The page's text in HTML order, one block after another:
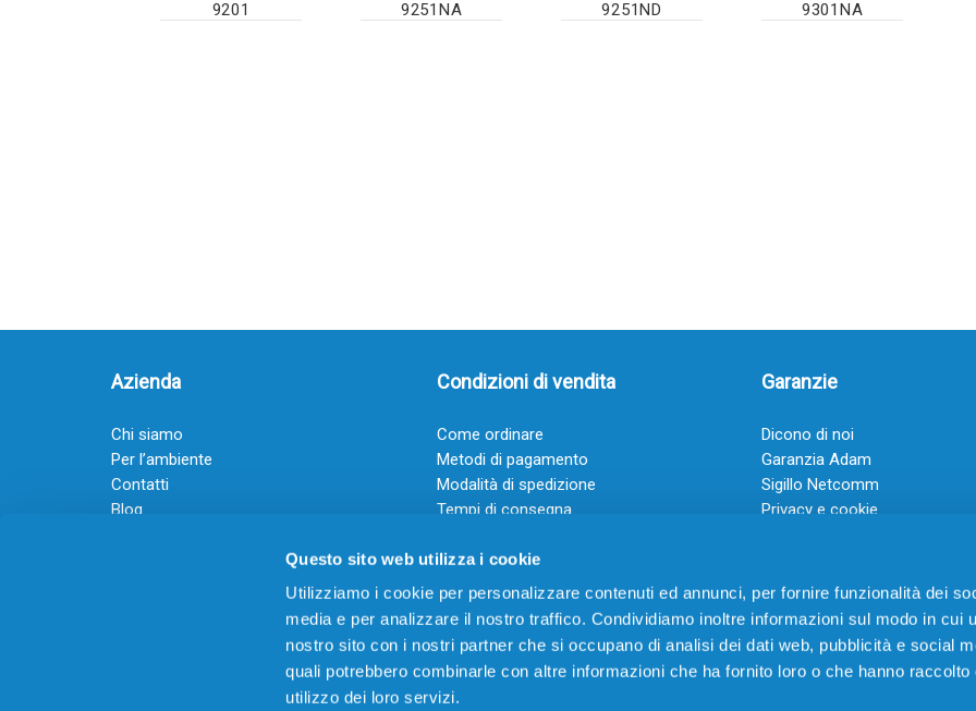
Questo sito web utilizza i cookie
Utilizziamo i cookie per personalizzare contenuti ed annunci, per fornire funzionalità dei
media e per analizzare il nostro traffico. Condividiamo inoltre informazioni sul modo in cui
nostro sito con i nostri partner che si occupano di analisi dei dati web, pubblicità e social
quali potrebbero combinarle con altre informazioni che ha fornito loro o che hanno raccolto
utilizzo dei loro servizi.
9201
9251NA
9251ND
9301NA
Azienda
Chi siamo
Per l’ambiente
Contatti
Blog
Guadagna con il Dropship
Condizioni di vendita
Come ordinare
Metodi di pagamento
Modalità di spedizione
Tempi di consegna
Garanzie
Dicono di noi
Garanzia Adam
Sigillo Netcomm
Privacy e cookie